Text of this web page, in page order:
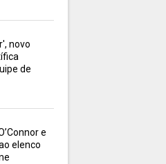
novo
de
e
elenco